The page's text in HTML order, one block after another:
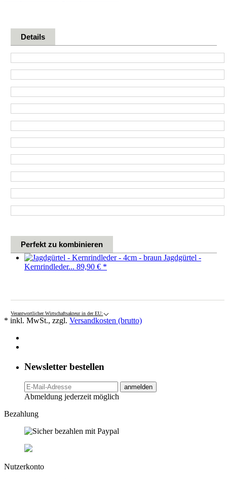
Details
Perfekt zu kombinieren
Jagdgürtel -
Kernrindleder... 89,90 € *
Verantwortlicher Wirtschaftsakteur in der EU:
* inkl. MwSt., zzgl. Versandkosten (brutto)
Newsletter bestellen
anmelden
Abmeldung jederzeit möglich
Bezahlung
Nutzerkonto